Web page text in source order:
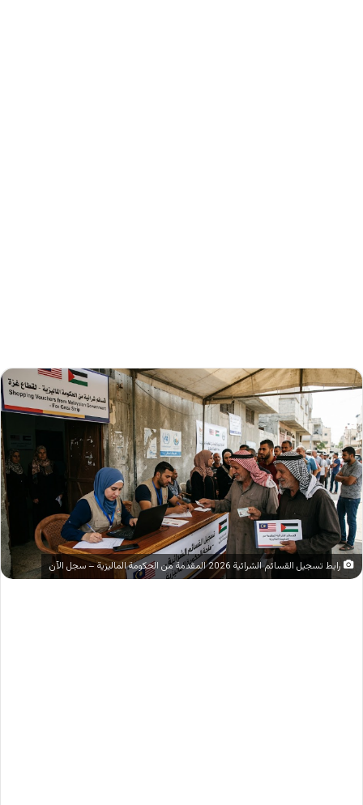
رابط تسجيل القسائم الشرائية 2026 المقدمة من الحكومة الماليزية – سجل الآن